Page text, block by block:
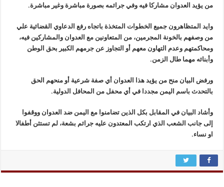
من يؤيد العدوان مشاركا فيه وفي جرائمه بصورة مباشرة وغير مباشرة.
وايد المتظاهرون جميع الخطوات المتخذة باتجاه رفع الدعاوي القضائية علي
من وصفهم بالخونة المجرمين، من المتعاونين مع العدوان والمشاركين فيه،
ومحاكمتهم وعدم التهاون معهم أو التجاوز عن جرمهم الكبير بحق الوطن
وأبنائه مهما طال الزمن.
ورفض البيان منح من يؤيد هذا العدوان أي صفة شرعية أو منحهم الحق
بالتحدث باسم اليمن مجددا في أي محفل من المحافل الدولية.
وأشاد البيان في المقابل بكل الذين تضامنوا مع اليمن ضد العدوان ووقفوا
إلى جانب الشعب الذي ارتكب المعتدون عليه جرائم بشعة، لم تستثن أطفالا
او نساء.